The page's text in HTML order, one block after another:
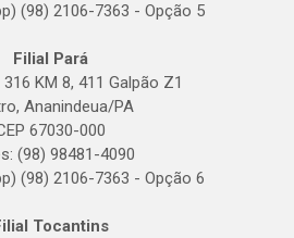
(98) 2106-7363 - Opção 5
Filial Pará
KM 8, 411 Galpão Z1
Ananindeua/PA
67030-000
(98) 98481-4090
(98) 2106-7363 - Opção 6
Tocantins